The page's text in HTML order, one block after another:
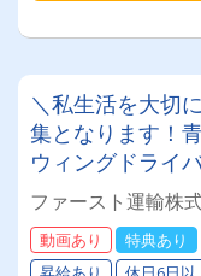
＼私生活を大切
集となります！
ウィングドライ
＞★免許取得支
退職金 ★無事故
経験者も歓迎し
ファースト運輸株
動画あり 特典あり